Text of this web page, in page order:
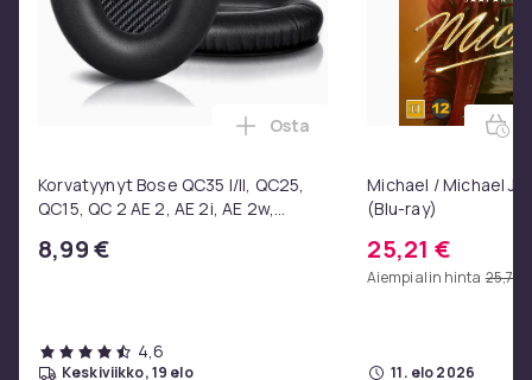
Korvatyynyt Bose QC35 I/II, QC25,
QC15, QC 2 AE 2, AE 2i, AE 2w,
8,99 €
Lisää Korvatyynyt Bose QC35
Osta
4,6
keskiviikko, 19 elo
Michael / Michael
(Blu-ray)
25,21 €
Aiempi alin hinta 25,72
11. elo 2026